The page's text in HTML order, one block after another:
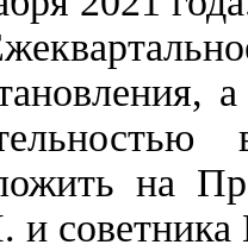
на
советника